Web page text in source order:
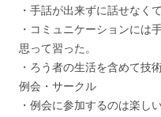
・手話が出来ずに話せなく
・コミュニケーションには
思って習った。
・ろう者の生活を含めて技
例会・サークル
・例会に参加するのは楽しい